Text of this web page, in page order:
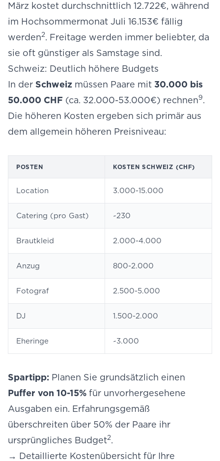
März kostet durchschnittlich 12.722€, während
im Hochsommermonat Juli 16.153€ fällig
werden2. Freitage werden immer beliebter, da
sie oft günstiger als Samstage sind.
Schweiz: Deutlich höhere Budgets
In der Schweiz müssen Paare mit 30.000 bis
50.000 CHF (ca. 32.000-53.000€) rechnen9.
Die höheren Kosten ergeben sich primär aus
dem allgemein höheren Preisniveau:
POSTEN KOSTEN SCHWEIZ (CHF)
Location 3.000-15.000
Catering (pro Gast) ~230
Brautkleid 2.000-4.000
Anzug 800-2.000
Fotograf 2.500-5.000
DJ 1.500-2.000
Eheringe ~3.000
Spartipp: Planen Sie grundsätzlich einen
Puffer von 10-15% für unvorhergesehene
Ausgaben ein. Erfahrungsgemäß
überschreiten über 50% der Paare ihr
ursprüngliches Budget2.
→ Detaillierte Kostenübersicht für Ihre